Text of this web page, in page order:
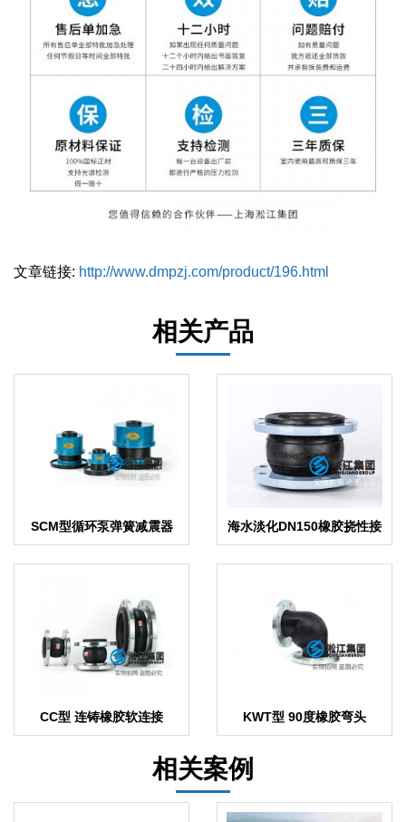
文章链接: http://www.dmpzj.com/product/196.html
相关产品
SCM型循环泵弹簧减震器
海水淡化DN150橡胶挠性接
头
CC型 连铸橡胶软连接 KWT型 90度橡胶弯头
相关案例